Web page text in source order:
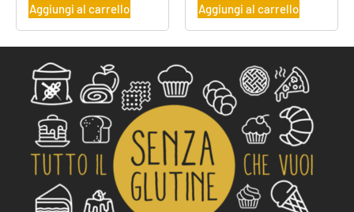
Aggiungi al carrello Aggiungi al carrello